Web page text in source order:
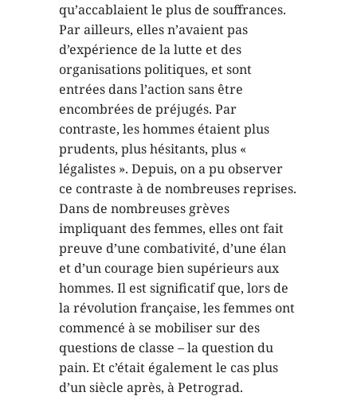
qu’accablaient le plus de souffrances.
Par ailleurs, elles n’avaient pas
d’expérience de la lutte et des
organisations politiques, et sont
entrées dans l’action sans être
encombrées de préjugés. Par
contraste, les hommes étaient plus
prudents, plus hésitants, plus «
légalistes ». Depuis, on a pu observer
ce contraste à de nombreuses reprises.
Dans de nombreuses grèves
impliquant des femmes, elles ont fait
preuve d’une combativité, d’une élan
et d’un courage bien supérieurs aux
hommes. Il est significatif que, lors de
la révolution française, les femmes ont
commencé à se mobiliser sur des
questions de classe – la question du
pain. Et c’était également le cas plus
d’un siècle après, à Petrograd.